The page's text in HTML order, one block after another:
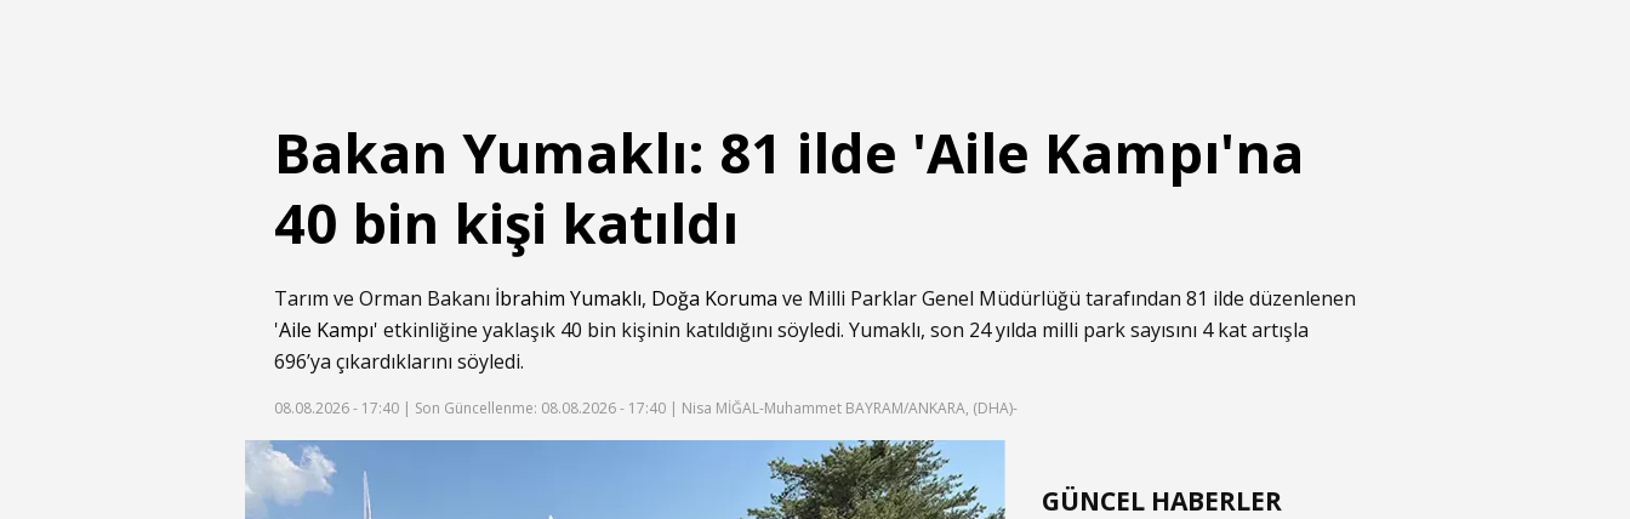
Bakan Yumaklı: 81 ilde 'Aile Kampı'na
40 bin kişi katıldı
Tarım ve Orman Bakanı İbrahim Yumaklı, Doğa Koruma ve Milli Parklar Genel Müdürlüğü tarafından 81 ilde düzenlenen
'Aile Kampı' etkinliğine yaklaşık 40 bin kişinin katıldığını söyledi. Yumaklı, son 24 yılda milli park sayısını 4 kat artışla
696’ya çıkardıklarını söyledi.
08.08.2026 - 17:40 | Son Güncellenme: 08.08.2026 - 17:40 | Nisa MİĞAL-Muhammet BAYRAM/ANKARA, (DHA)-
GÜNCEL HABERLER